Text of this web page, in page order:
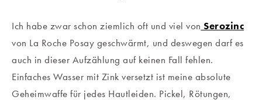
Ich habe zwar schon ziemlich oft und viel von Serozinc
von La Roche Posay geschwärmt, und deswegen darf es
auch in dieser Aufzählung auf keinen Fall fehlen.
Einfaches Wasser mit Zink versetzt ist meine absolute
Geheimwaffe für jedes Hautleiden. Pickel, Rötungen,